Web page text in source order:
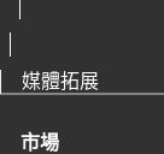
媒體拓展
市場